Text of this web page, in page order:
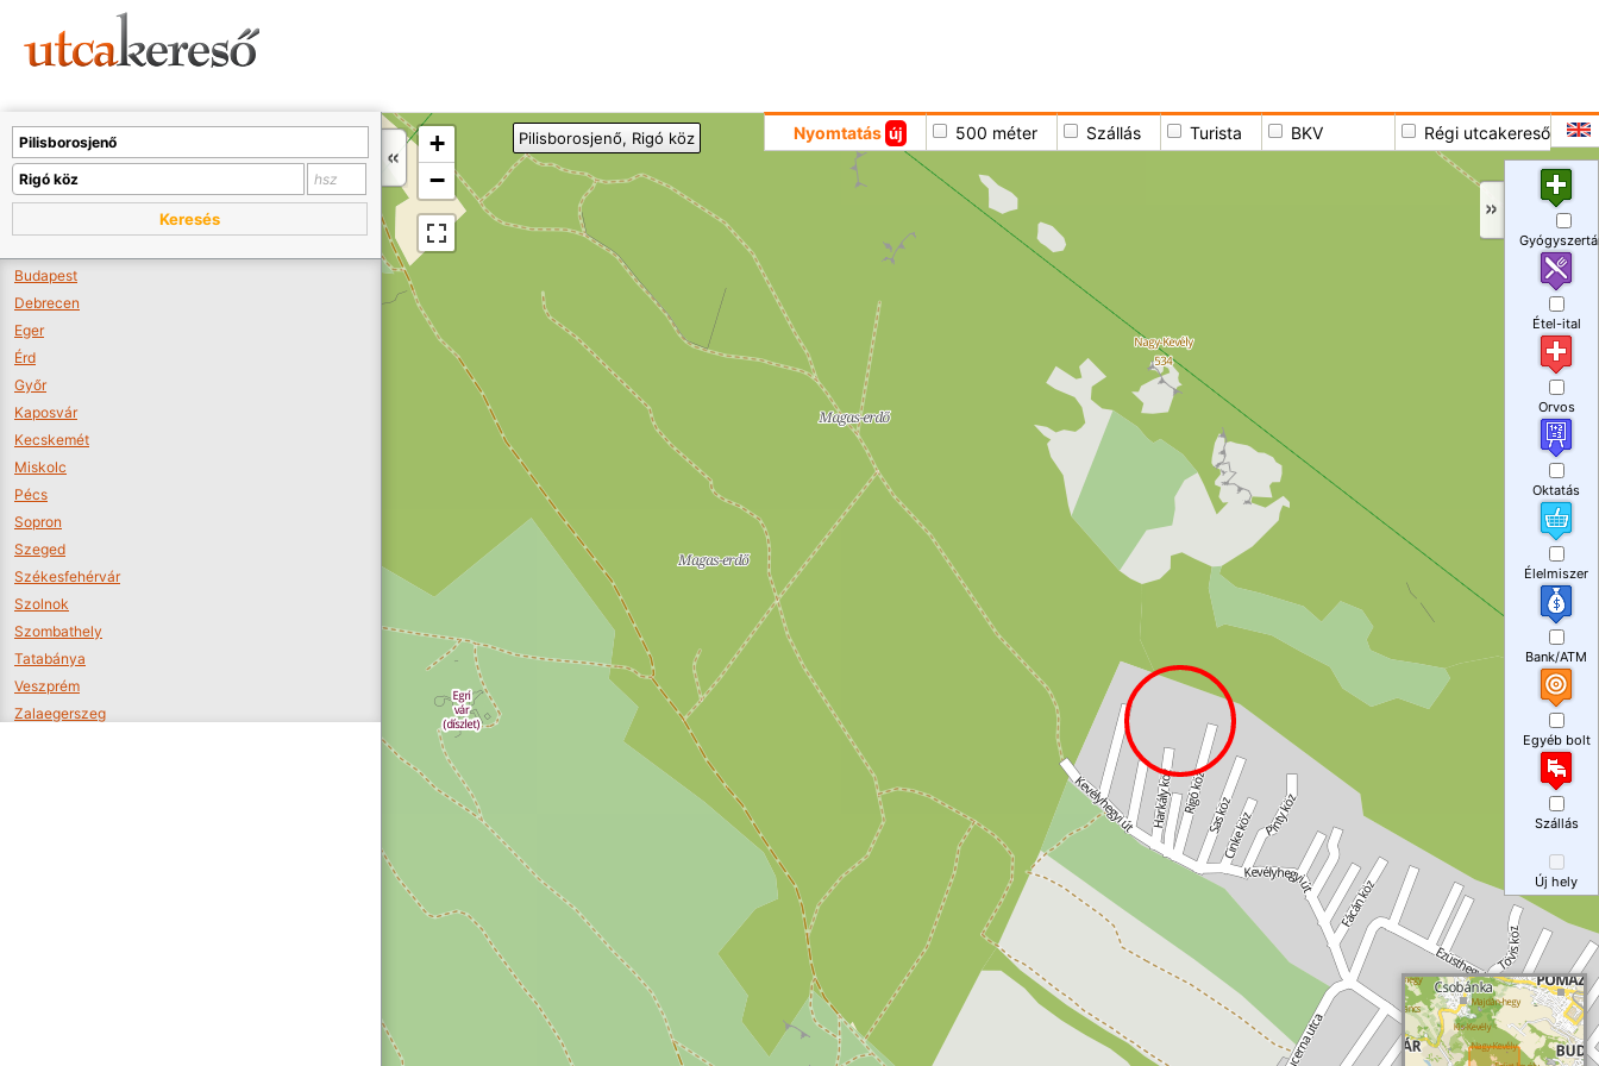
+
−
Nyomtatás új 500 méter Szállás Turista BKV Régi utcakereső
Pilisborosjenő, Rigó köz
Keresés
Budapest
Debrecen
Eger
Érd
Győr
Kaposvár
Kecskemét
Miskolc
Pécs
Sopron
Szeged
Székesfehérvár
Szolnok
Szombathely
Tatabánya
Veszprém
Zalaegerszeg
Étel-ital
Orvos
Oktatás
Élelmiszer
Bank/ATM
Egyéb bolt
Szállás
Új hely
A térképet kicsinyíteni kell, hogy látszódjanak a boltok.
Boltok látszódjanak >>